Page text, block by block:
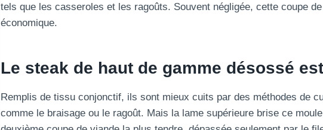
tels que les casseroles et les ragoûts. Souvent négligée, cette coupe
économique.
Le steak de haut de gamme désossé
Remplis de tissu conjonctif, ils sont mieux cuits par des méthodes de
comme le braisage ou le ragoût. Mais la lame supérieure brise ce